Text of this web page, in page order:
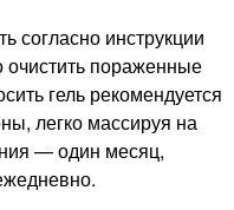
согласно инструкции
очистить пораженные
гель рекомендуется
легко массируя на
— один месяц,